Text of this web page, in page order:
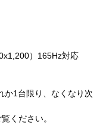
）165Hz対応
か1台限り、なくなり次
ください。